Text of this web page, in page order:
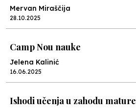
Mervan Miraščija
28.10.2025
Camp Nou nauke
Jelena Kalinić
16.06.2025
Ishodi učenja u zahodu mature